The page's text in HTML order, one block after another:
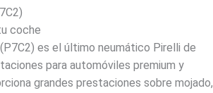
coche
es el último neumático Pirelli de
para automóviles premium y
grandes prestaciones sobre mojado,